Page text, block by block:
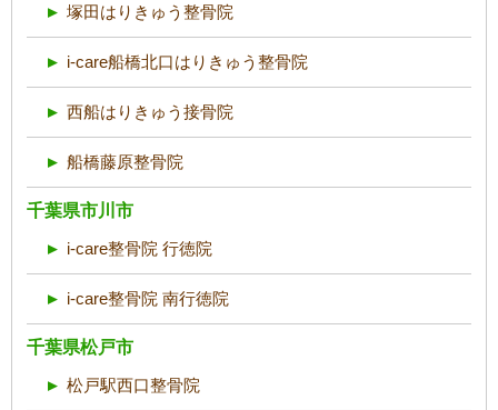
塚田はりきゅう整骨院
i-care船橋北口はりきゅう整骨院
西船はりきゅう接骨院
船橋藤原整骨院
千葉県市川市
i-care整骨院 行徳院
i-care整骨院 南行徳院
千葉県松戸市
松戸駅西口整骨院